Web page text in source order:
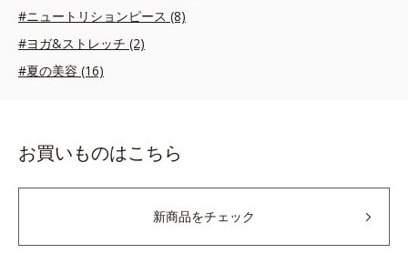
#ニュートリションピース (8)
#ヨガ&ストレッチ (2)
#夏の美容 (16)
お買いものはこちら
新商品をチェック